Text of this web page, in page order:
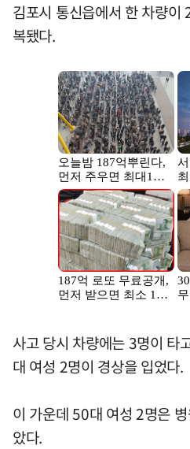
김포시 통신읍에서 한 차량
복됐다.
사고 당시 차량에는 3명이 타
대 여성 2명이 경상을 입었다.
이 가운데 50대 여성 2명은
았다.